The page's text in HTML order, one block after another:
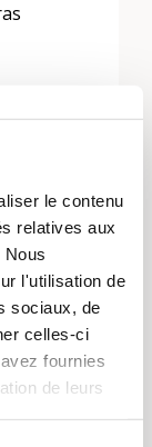
le contenu
relatives aux
l'utilisation de
sociaux, de
celles-ci
fournies
de leurs
un